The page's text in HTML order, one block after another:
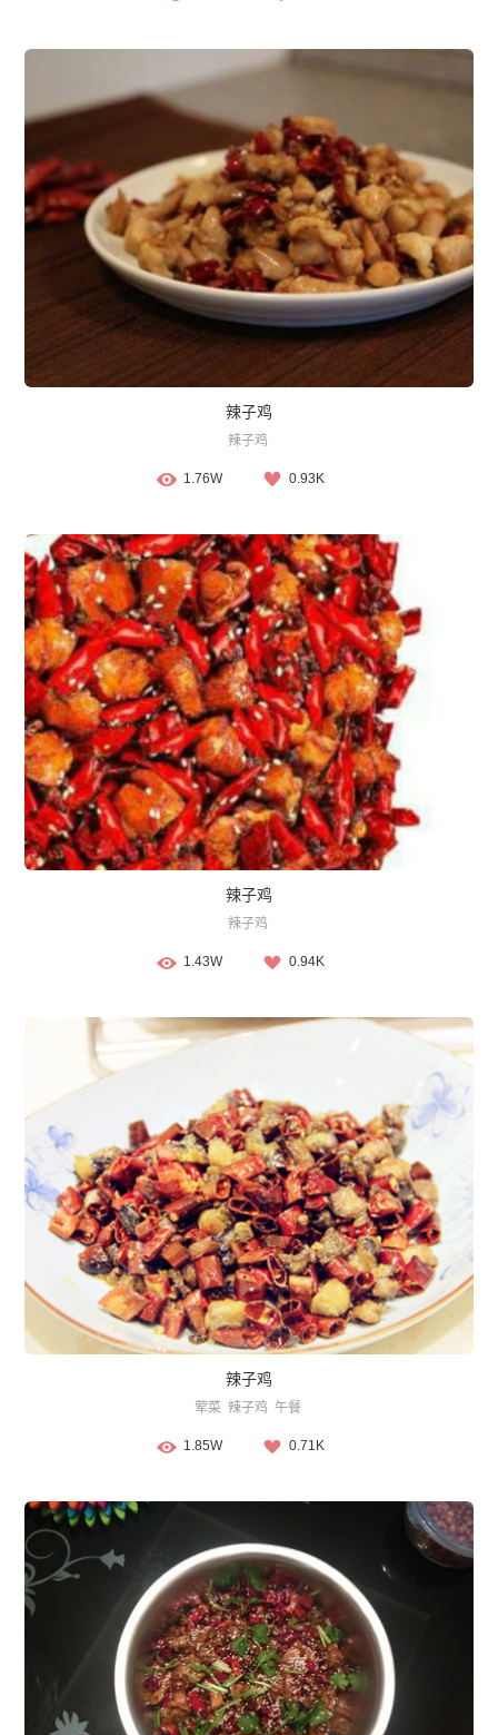
辣子鸡
辣子鸡
1.76W 0.93K
辣子鸡
辣子鸡
1.43W 0.94K
辣子鸡
荤菜 辣子鸡 午餐
1.85W 0.71K